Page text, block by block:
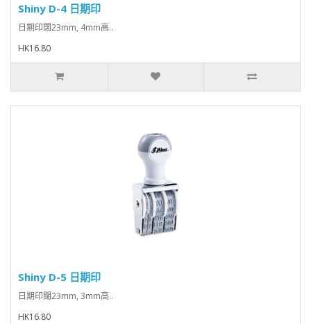
Shiny D-4 日期印
日期印闊23mm, 4mm高..
HK16.80
Shiny D-5 日期印
日期印闊23mm, 3mm高..
HK16.80